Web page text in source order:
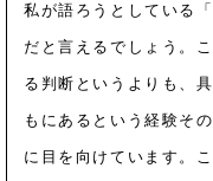
私が語ろうとしている
だと言えるでしょう。
る判断というよりも、
もにあるという経験そ
に目を向けています。